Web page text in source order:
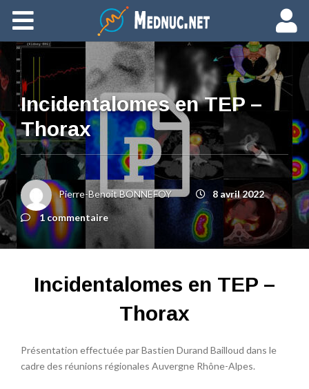
Ajouter du contenu
Incidentalomes en TEP –
Thorax
Pierre-Benoit BONNEFOY
8 avril 2022
1 commentaire
Incidentalomes en TEP –
Thorax
Présentation effectuée par Bastien Durand Bailloud dans le
cadre des réunions régionales Auvergne Rhône-Alpes.